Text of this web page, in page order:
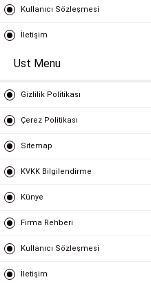
Kullanıcı Sözleşmesi
İletişim
Ust Menu
Gizlilik Politikası
Çerez Politikası
Sitemap
KVKK Bilgilendirme
Künye
Firma Rehberi
Kullanıcı Sözleşmesi
İletişim